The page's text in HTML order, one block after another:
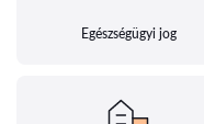
Egészségügyi jog